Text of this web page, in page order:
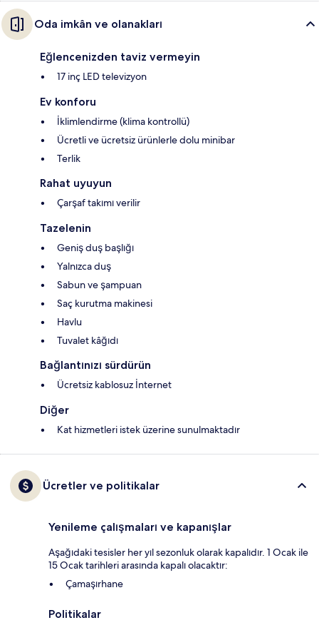
Oda imkân ve olanakları
Eğlencenizden taviz vermeyin
17 inç LED televizyon
Ev konforu
İklimlendirme (klima kontrollü)
Ücretli ve ücretsiz ürünlerle dolu minibar
Terlik
Rahat uyuyun
Çarşaf takımı verilir
Tazelenin
Geniş duş başlığı
Yalnızca duş
Sabun ve şampuan
Saç kurutma makinesi
Havlu
Tuvalet kâğıdı
Bağlantınızı sürdürün
Ücretsiz kablosuz İnternet
Diğer
Kat hizmetleri istek üzerine sunulmaktadır
Ücretler ve politikalar
Yenileme çalışmaları ve kapanışlar
Aşağıdaki tesisler her yıl sezonluk olarak kapalıdır. 1 Ocak ile
15 Ocak tarihleri arasında kapalı olacaktır:
Çamaşırhane
Politikalar